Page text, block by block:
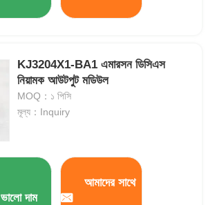
KJ3204X1-BA1 এমারসন ডিসিএস
নিয়ামক আউটপুট মডিউল
MOQ：১ পিসি
মূল্য：Inquiry
ভালো দাম
আমাদের সাথে